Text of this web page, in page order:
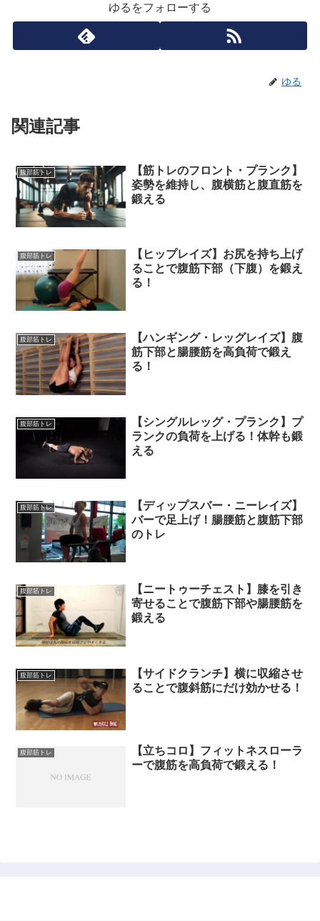
ゆるをフォローする
ゆる
関連記事
腹部筋トレ
【筋トレのフロント・プランク】
姿勢を維持し、腹横筋と腹直筋を
鍛える
腹部筋トレ
【ヒップレイズ】お尻を持ち上げ
ることで腹筋下部（下腹）を鍛え
る！
腹部筋トレ
【ハンギング・レッグレイズ】腹
筋下部と腸腰筋を高負荷で鍛え
る！
腹部筋トレ
【シングルレッグ・プランク】プ
ランクの負荷を上げる！体幹も鍛
える
腹部筋トレ
【ディップスバー・ニーレイズ】
バーで足上げ！腸腰筋と腹筋下部
のトレ
腹部筋トレ
【ニートゥーチェスト】膝を引き
寄せることで腹筋下部や腸腰筋を
鍛える
腹部筋トレ
【サイドクランチ】横に収縮させ
ることで腹斜筋にだけ効かせる！
腹部筋トレ
【立ちコロ】フィットネスローラ
ーで腹筋を高負荷で鍛える！